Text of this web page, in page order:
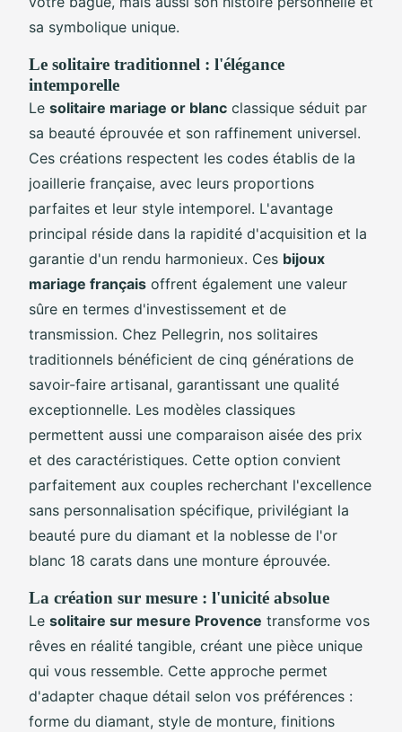
sa symbolique unique.
Le solitaire traditionnel : l'élégance
intemporelle
Le solitaire mariage or blanc classique séduit par
sa beauté éprouvée et son raffinement universel.
Ces créations respectent les codes établis de la
joaillerie française, avec leurs proportions
parfaites et leur style intemporel. L'avantage
principal réside dans la rapidité d'acquisition et la
garantie d'un rendu harmonieux. Ces bijoux
mariage français offrent également une valeur
sûre en termes d'investissement et de
transmission. Chez Pellegrin, nos solitaires
traditionnels bénéficient de cinq générations de
savoir-faire artisanal, garantissant une qualité
exceptionnelle. Les modèles classiques
permettent aussi une comparaison aisée des prix
et des caractéristiques. Cette option convient
parfaitement aux couples recherchant l'excellence
sans personnalisation spécifique, privilégiant la
beauté pure du diamant et la noblesse de l'or
blanc 18 carats dans une monture éprouvée.
La création sur mesure : l'unicité absolue
Le solitaire sur mesure Provence transforme vos
rêves en réalité tangible, créant une pièce unique
qui vous ressemble. Cette approche permet
d'adapter chaque détail selon vos préférences :
forme du diamant, style de monture, finitions